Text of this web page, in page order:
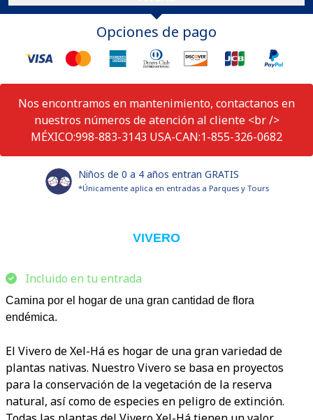
Opciones de pago
Nos encontramos en mantenimiento, contactanos en
nuestros números de atención al cliente <br />
MÉXICO:998-883-3143 USA-CAN:1-855-326-0682
Niños de 0 a 4 años entran GRATIS
*Únicamente aplica en entradas a Parques y Tours
VIVERO
Incluido en tu entrada
Camina por el hogar de una gran cantidad de flora
endémica.
El Vivero de Xel-Há es hogar de una gran variedad de
plantas nativas. Nuestro Vivero se basa en proyectos
para la conservación de la vegetación de la reserva
natural, así como de especies en peligro de extinción.